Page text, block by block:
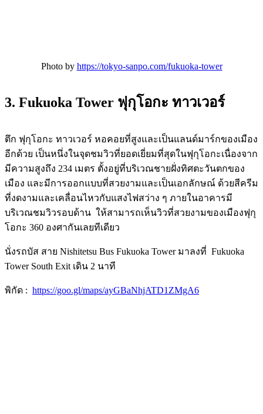
Photo by https://tokyo-sanpo.com/fukuoka-tower
3. Fukuoka Tower ฟุกุโอกะ ทาวเวอร์
ตึก ฟุกุโอกะ ทาวเวอร์ หอคอยที่สูงและเป็นแลนด์มาร์กของเมือง
อีกด้วย เป็นหนึ่งในจุดชมวิวที่ยอดเยี่ยมที่สุดในฟุกุโอกะเนื่องจาก
มีความสูงถึง 234 เมตร ตั้งอยู่ที่บริเวณชายฝั่งทิศตะวันตกของ
เมือง และมีการออกแบบที่สวยงามและเป็นเอกลักษณ์ ด้วยสีครีม
ที่งดงามและเคลื่อนไหวกับแสงไฟสว่าง ๆ ภายในอาคารมี
บริเวณชมวิวรอบด้าน ให้สามารถเห็นวิวที่สวยงามของเมืองฟุกุ
โอกะ 360 องศากันเลยทีเดียว
นั่งรถบัส สาย Nishitetsu Bus Fukuoka Tower มาลงที่ Fukuoka
Tower South Exit เดิน 2 นาที
พิกัด : https://goo.gl/maps/ayGBaNhjATD1ZMgA6